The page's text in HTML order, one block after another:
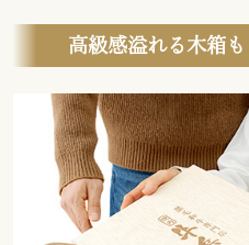
高級感溢れる木箱